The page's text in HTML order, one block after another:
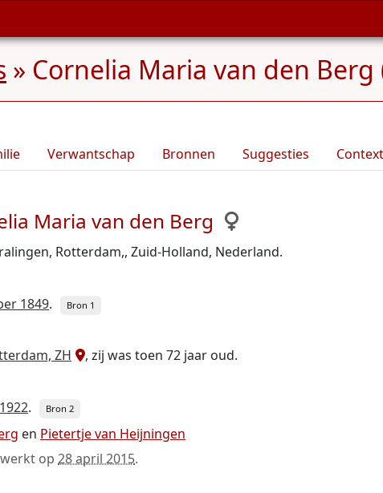
» Cornelia Maria van den Berg
Verwantschap Bronnen Suggesties Context
Maria van den Berg
Rotterdam,, Zuid-Holland, Nederland.
1849. Bron 1
ZH
, zij was toen 72 jaar oud.
. Bron 2
en Pietertje van Heijningen
op 28 april 2015.